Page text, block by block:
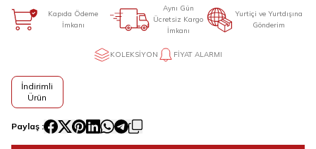
Kapıda Ödeme
İmkanı
Aynı Gün
Ücretsiz Kargo
İmkanı
Yurtiçi ve Yurtdışına
Gönderim
KOLEKSIYON FIYAT ALARMI
İndirimli
Ürün
Paylaş :